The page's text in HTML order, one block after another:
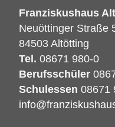
Franziskushaus
Neuöttinger Straße
84503 Altötting
Tel. 08671 980-0
Berufsschüler
Schulessen 08671